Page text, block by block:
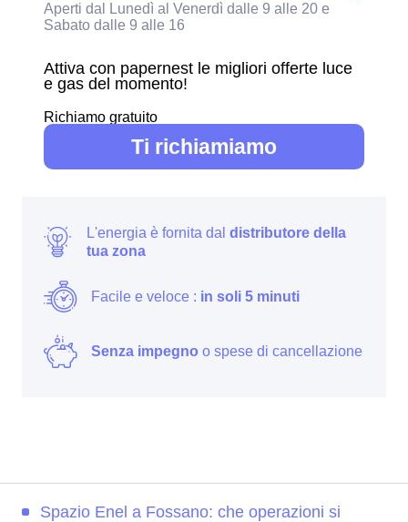
Attiva con papernest le migliori offerte luce
e gas del momento!
Aperti dal Lunedì al Venerdì dalle 9 alle 20 e
Sabato dalle 9 alle 16
Richiamo gratuito
Ti richiamiamo
L'energia è fornita dal distributore della
tua zona
Facile e veloce : in soli 5 minuti
Senza impegno o spese di cancellazione
Spazio Enel a Fossano: che operazioni si